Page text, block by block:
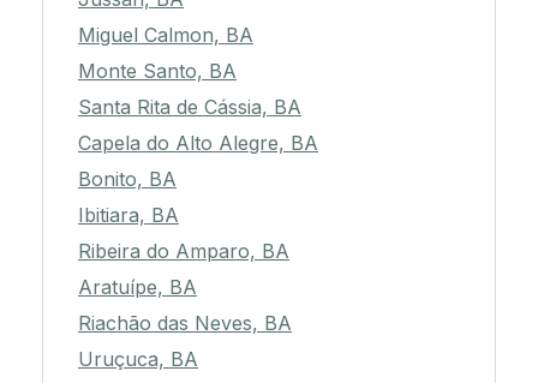
Miguel Calmon, BA
Monte Santo, BA
Santa Rita de Cássia, BA
Capela do Alto Alegre, BA
Bonito, BA
Ibitiara, BA
Ribeira do Amparo, BA
Aratuípe, BA
Riachão das Neves, BA
Uruçuca, BA